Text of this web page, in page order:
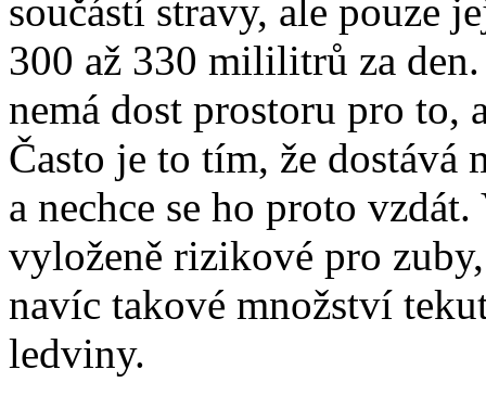
součástí stravy, ale pouze
300 až 330 mililitrů za
nemá dost prostoru pro to,
Často je to tím, že dostává
a nechce se ho proto
vyloženě rizikové pro
navíc takové množství
ledviny.